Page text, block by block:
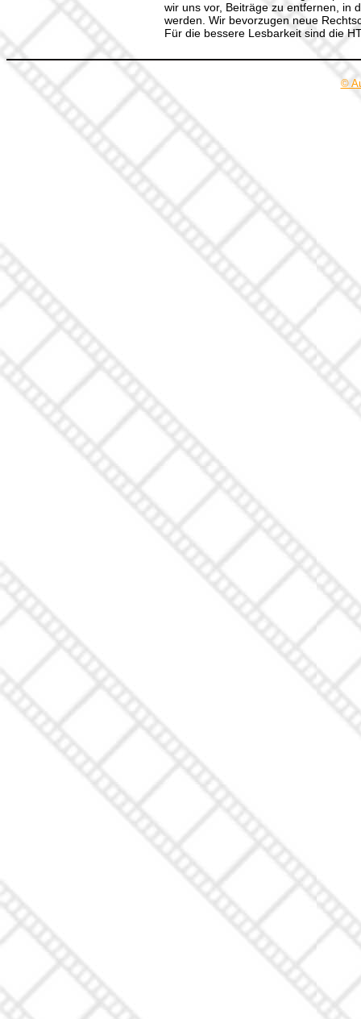
wir uns vor, Beiträge zu entfernen, in
werden. Wir bevorzugen neue
Für die bessere Lesbarkeit sind die
©